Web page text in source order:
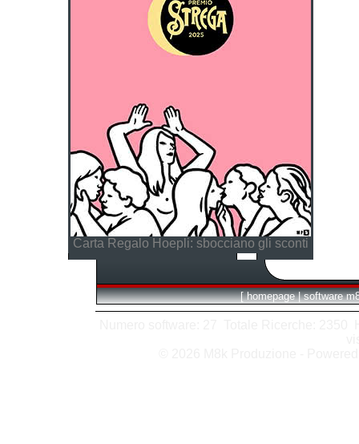
Carta Regalo Hoepli: sbocciano gli sconti
[ homepage | software